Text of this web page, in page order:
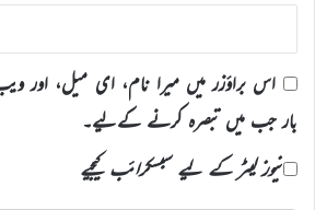
اس براؤزر میں میرا نام، ای میل، اور
بار جب میں تبصرہ کرنے کےلیے۔
نیوز لیٹر کے لیے سبسکرائب کیجیے